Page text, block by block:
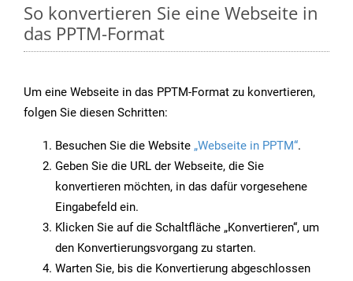
So konvertieren Sie eine Webseite in
das PPTM-Format
Um eine Webseite in das PPTM-Format zu konvertieren,
folgen Sie diesen Schritten:
Besuchen Sie die Website „Webseite in PPTM“.
Geben Sie die URL der Webseite, die Sie
konvertieren möchten, in das dafür vorgesehene
Eingabefeld ein.
Klicken Sie auf die Schaltfläche „Konvertieren“, um
den Konvertierungsvorgang zu starten.
Warten Sie, bis die Konvertierung abgeschlossen